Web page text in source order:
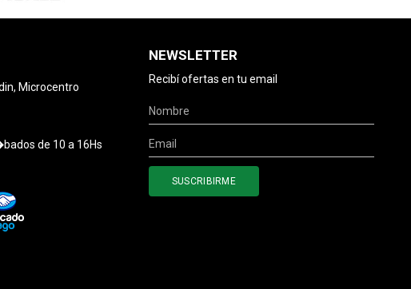
Microcentro
de 10 a 16Hs
NEWSLETTER
Recibí ofertas en tu email